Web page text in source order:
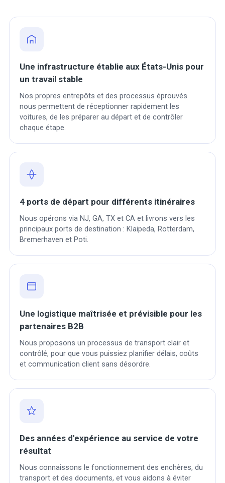
Une infrastructure établie aux États-Unis pour
un travail stable
Nos propres entrepôts et des processus éprouvés
nous permettent de réceptionner rapidement les
voitures, de les préparer au départ et de contrôler
chaque étape.
4 ports de départ pour différents itinéraires
Nous opérons via NJ, GA, TX et CA et livrons vers les
principaux ports de destination : Klaipeda, Rotterdam,
Bremerhaven et Poti.
Une logistique maîtrisée et prévisible pour les
partenaires B2B
Nous proposons un processus de transport clair et
contrôlé, pour que vous puissiez planifier délais, coûts
et communication client sans désordre.
Des années d'expérience au service de votre
résultat
Nous connaissons le fonctionnement des enchères, du
transport et des documents, et vous aidons à éviter